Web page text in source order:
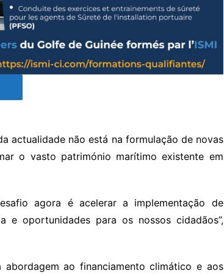
actualidade não está na formulação de novas
o vasto património marítimo existente em
agora é acelerar a implementação de
e oportunidades para os nossos cidadãos”,
abordagem ao financiamento climático e aos